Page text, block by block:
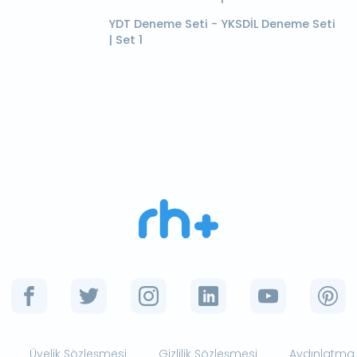
YDT Deneme Seti - YKSDİL Deneme Seti
| Set 1
Üyelik Sözleşmesi Gizlilik Sözleşmesi